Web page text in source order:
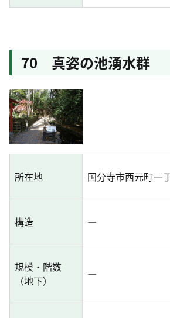
70 真姿の池湧水群
所在地 国分寺市西元町
構造 ―
規模・階数
（地下）
―